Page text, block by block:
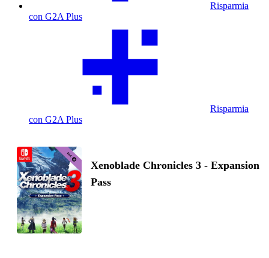
Risparmia
con G2A Plus
Risparmia
con G2A Plus
Xenoblade Chronicles 3 - Expansion
Pass